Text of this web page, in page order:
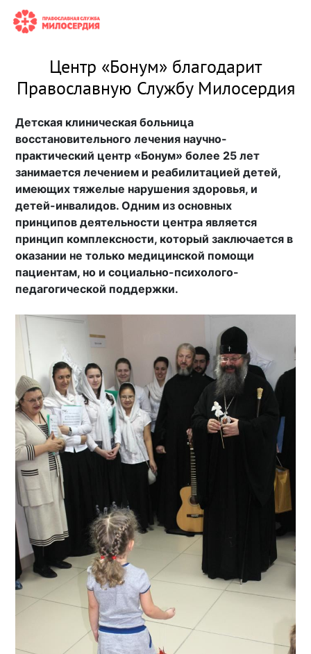
Центр «Бонум» благодарит
Православную Службу Милосердия
Детская клиническая больница
восстановительного лечения научно-
практический центр «Бонум» более 25 лет
занимается лечением и реабилитацией детей,
имеющих тяжелые нарушения здоровья, и
детей-инвалидов. Одним из основных
принципов деятельности центра является
принцип комплексности, который заключается в
оказании не только медицинской помощи
пациентам, но и социально-психолого-
педагогической поддержки.